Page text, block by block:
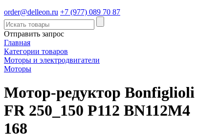
order@delleon.ru +7 (977) 089 70 87
Отправить запрос
Главная
Категории товаров
Моторы и электродвигатели
Моторы
Мотор-редуктор Bonfiglioli
FR 250_150 P112 BN112M4
168